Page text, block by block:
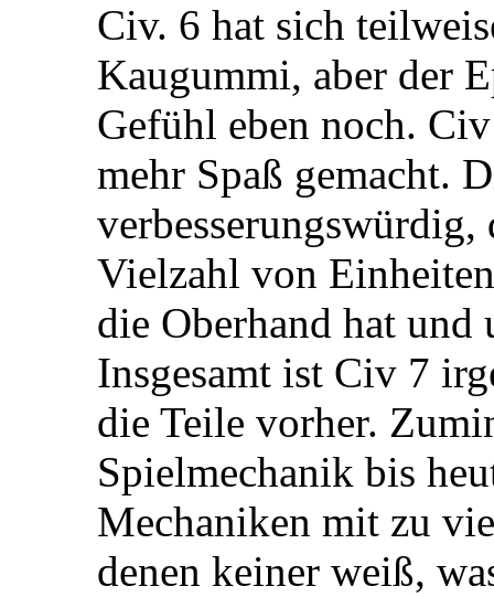
Civ. 6 hat sich
Kaugummi, aber der
Gefühl eben noch.
mehr Spaß gemacht.
verbesserungswürdig,
Vielzahl von
die Oberhand hat
Insgesamt ist Civ 7
die Teile vorher.
Spielmechanik bis
Mechaniken mit zu
denen keiner weiß,